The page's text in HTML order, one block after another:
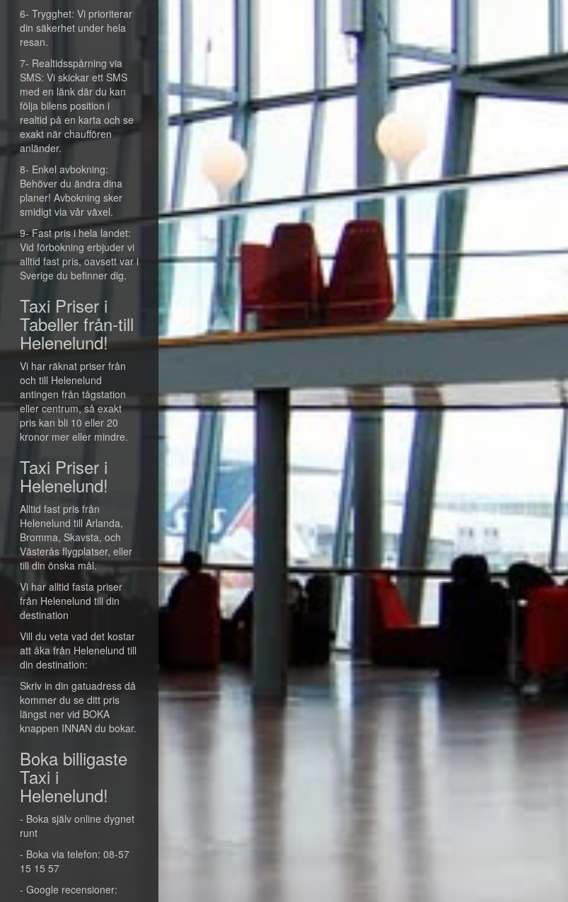
6- Trygghet: Vi prioriterar
din säkerhet under hela
resan.
7- Realtidsspårning via
SMS: Vi skickar ett SMS
med en länk där du kan
följa bilens position i
realtid på en karta och se
exakt när chauffören
anländer.
8- Enkel avbokning:
Behöver du ändra dina
planer! Avbokning sker
smidigt via vår växel.
9- Fast pris i hela landet:
Vid förbokning erbjuder vi
alltid fast pris, oavsett var i
Sverige du befinner dig.
Taxi Priser i
Tabeller från-till
Helenelund!
Vi har räknat priser från
och till Helenelund
antingen från tågstation
eller centrum, så exakt
pris kan bli 10 eller 20
kronor mer eller mindre.
Taxi Priser i
Helenelund!
Alltid fast pris från
Helenelund till Arlanda,
Bromma, Skavsta, och
Västerås flygplatser, eller
till din önska mål.
Vi har alltid fasta priser
från Helenelund till din
destination
Vill du veta vad det kostar
att åka från Helenelund till
din destination:
Skriv in din gatuadress då
kommer du se ditt pris
längst ner vid BOKA
knappen INNAN du bokar.
Boka billigaste
Taxi i
Helenelund!
- Boka själv online dygnet
runt
- Boka via telefon: 08-57
15 15 57
- Google recensioner: